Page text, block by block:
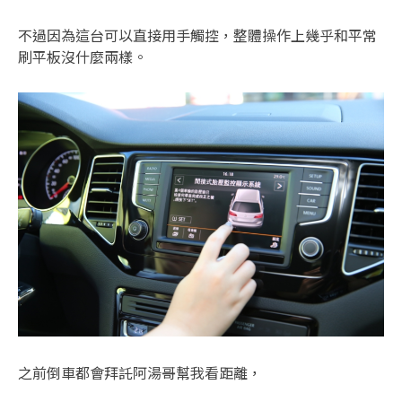
不過因為這台可以直接用手觸控，整體操作上幾乎和平常
刷平板沒什麼兩樣。
之前倒車都會拜託阿湯哥幫我看距離，